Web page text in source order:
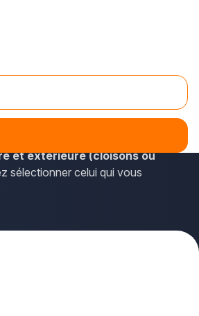
pourront facilement accéder
et extérieure (cloisons ou
sélectionner celui qui vous